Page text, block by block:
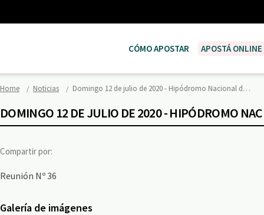
CÓMO APOSTAR APOSTÁ ONLINE
Home Noticias Domingo 12 de julio de 2020 - Hipódromo Nacional d…
DOMINGO 12 DE JULIO DE 2020 - HIPÓDROMO
Compartir por:
Reunión Nº 36
Galería de imágenes